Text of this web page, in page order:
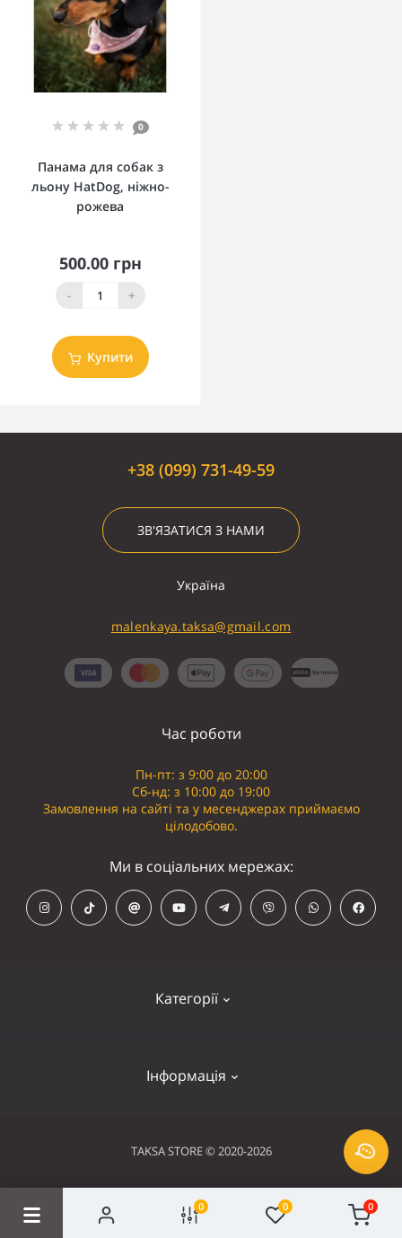
0 0 0
0
Панама для собак з
льону HatDog, ніжно-
рожева
500.00 грн
- +
Купити
+38 (099) 731-49-59
ЗВ'ЯЗАТИСЯ З НАМИ
Україна
malenkaya.taksa@gmail.com
Категорії
Сходинки
Інформація
Контакти
Умови використання
Час роботи
Пн-пт: з 9:00 до 20:00
Сб-нд: з 10:00 до 19:00
Замовлення на сайті та у месенджерах приймаємо
цілодобово.
Ми в соціальних мережах:
TAKSA STORE © 2020-2026